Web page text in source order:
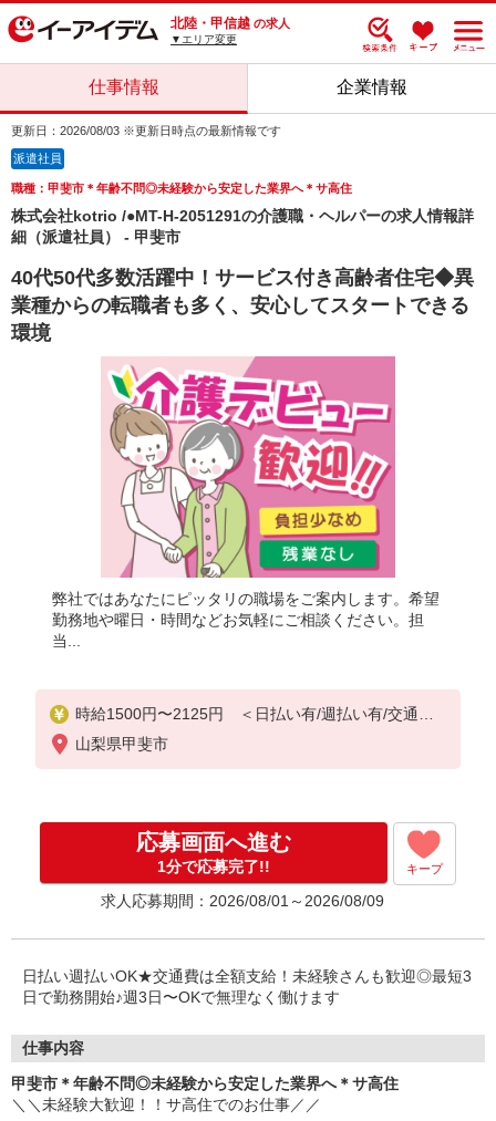
北陸・甲信越 の求人
▼エリア変更
仕事情報 企業情報
更新日：2026/08/03 ※更新日時点の最新情報です
派遣社員
職種：甲斐市＊年齢不問◎未経験から安定した業界へ＊サ高住
株式会社kotrio /●MT-H-2051291の介護職・ヘルパーの求人情報詳
細（派遣社員） - 甲斐市
40代50代多数活躍中！サービス付き高齢者住宅◆異
業種からの転職者も多く、安心してスタートできる
環境
弊社ではあなたにピッタリの職場をご案内します。希望
勤務地や曜日・時間などお気軽にご相談ください。担
当...
時給1500円〜2125円 ＜日払い有/週払い有/交通費
全支給(ガソリン代含む)＞
山梨県甲斐市
応募画面へ進む
1分で応募完了!! キープ
求人応募期間：2026/08/01～2026/08/09
日払い週払いOK★交通費は全額支給！未経験さんも歓迎◎最短3
日で勤務開始♪週3日〜OKで無理なく働けます
仕事内容
甲斐市＊年齢不問◎未経験から安定した業界へ＊サ高住
＼＼未経験大歓迎！！サ高住でのお仕事／／